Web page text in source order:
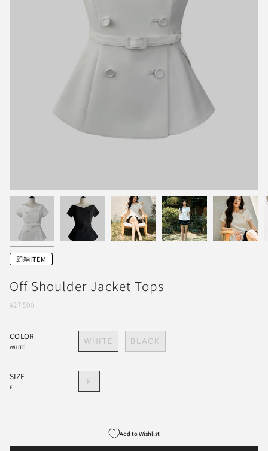
即納ITEM
Off Shoulder Jacket Tops
¥27,500
COLOR
WHITE
WHITE BLACK
SIZE
F
F
Add to Wishlist